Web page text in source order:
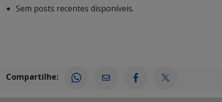
Sem posts recentes disponíveis.
Compartilhe: